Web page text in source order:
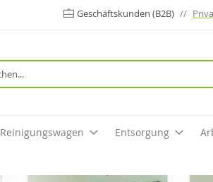
Geschäftskunden (B2B) //
Suche
Reinigungswagen Entsorgung